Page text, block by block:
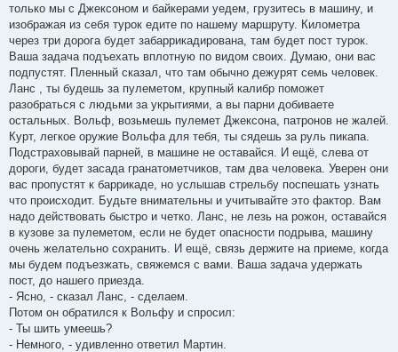
только мы с Джексоном и байкерами уедем, грузитесь в машину, и
изображая из себя турок едите по нашему маршруту. Километра
через три дорога будет забаррикадирована, там будет пост турок.
Ваша задача подъехать вплотную по видом своих. Думаю, они вас
подпустят. Пленный сказал, что там обычно дежурят семь человек.
Ланс , ты будешь за пулеметом, крупный калибр поможет
разобраться с людьми за укрытиями, а вы парни добиваете
остальных. Вольф, возьмешь пулемет Джексона, патронов не жалей.
Курт, легкое оружие Вольфа для тебя, ты сядешь за руль пикапа.
Подстраховывай парней, в машине не оставайся. И ещё, слева от
дороги, будет засада гранатометчиков, там два человека. Уверен они
вас пропустят к баррикаде, но услышав стрельбу поспешать узнать
что происходит. Будьте внимательны и учитывайте это фактор. Вам
надо действовать быстро и четко. Ланс, не лезь на рожон, оставайся
в кузове за пулеметом, если не будет опасности подрыва, машину
очень желательно сохранить. И ещё, связь держите на приеме, когда
мы будем подъезжать, свяжемся с вами. Ваша задача удержать
пост, до нашего приезда.
- Ясно, - сказал Ланс, - сделаем.
Потом он обратился к Вольфу и спросил:
- Ты шить умеешь?
- Немного, - удивленно ответил Мартин.